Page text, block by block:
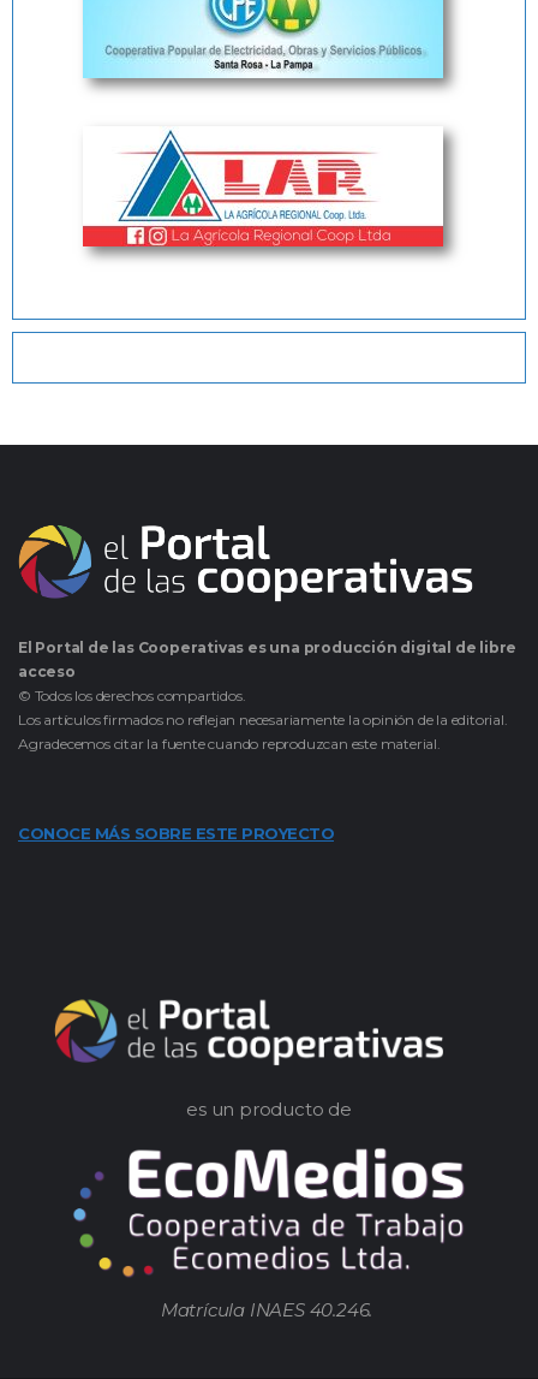
El Portal de las Cooperativas es una producción digital de libre
acceso
© Todos los derechos compartidos.
Los artículos firmados no reflejan necesariamente la opinión de la editorial.
Agradecemos citar la fuente cuando reproduzcan este material.
CONOCE MÁS SOBRE ESTE PROYECTO
es un producto de
Matrícula INAES 40.246.